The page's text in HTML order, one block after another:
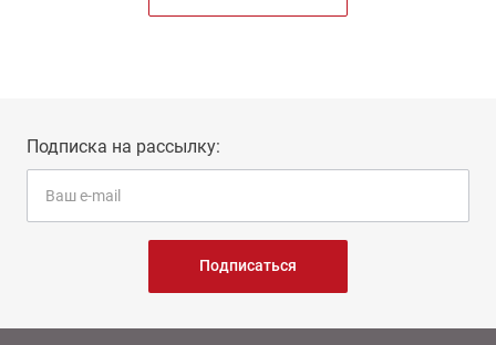
Подписка на рассылку:
Подписаться